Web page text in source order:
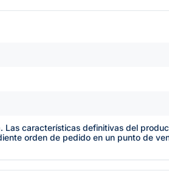
Las características definitivas del
orden de pedido en un punto de